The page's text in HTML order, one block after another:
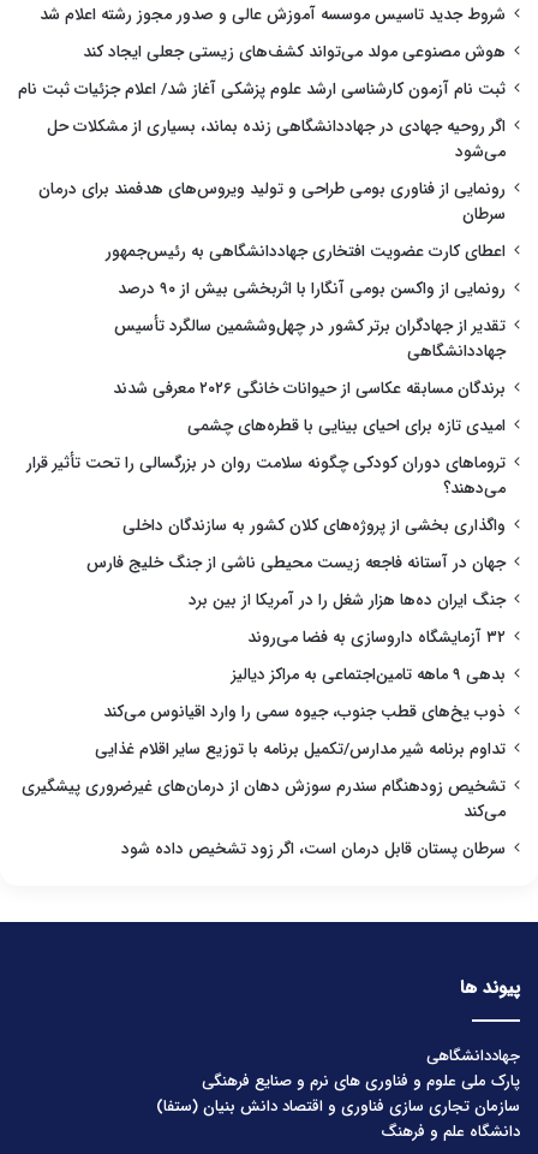
شروط جدید تاسیس موسسه آموزش عالی و صدور مجوز رشته اعلام شد
هوش مصنوعی مولد می‌تواند کشف‌های زیستی جعلی ایجاد کند
ثبت نام آزمون کارشناسی ارشد علوم پزشکی آغاز شد/ اعلام جزئیات ثبت نام
اگر روحیه جهادی در جهاددانشگاهی زنده بماند، بسیاری از مشکلات حل
می‌شود
رونمایی از فناوری بومی طراحی و تولید ویروس‌های هدفمند برای درمان
سرطان
اعطای کارت عضویت افتخاری جهاددانشگاهی به رئیس‌جمهور
رونمایی از واکسن بومی آنگارا با اثربخشی بیش از ۹۰ درصد
تقدیر از جهادگران برتر کشور در چهل‌وششمین سالگرد تأسیس
جهاددانشگاهی
برندگان مسابقه عکاسی از حیوانات خانگی ۲۰۲۶ معرفی شدند
امیدی تازه برای احیای بینایی با قطره‌های چشمی
تروماهای دوران کودکی چگونه سلامت روان در بزرگسالی را تحت تأثیر قرار
می‌دهند؟
واگذاری بخشی از پروژه‌های کلان کشور به سازندگان داخلی
جهان در آستانه فاجعه زیست محیطی ناشی از جنگ خلیج فارس
جنگ ایران ده‌ها هزار شغل را در آمریکا از بین برد
۳۲ آزمایشگاه داروسازی به فضا می‌روند
بدهی ۹ ماهه تامین‌اجتماعی به مراکز دیالیز
ذوب یخ‌های قطب جنوب، جیوه سمی را وارد اقیانوس می‌کند
تداوم برنامه شیر مدارس/تکمیل برنامه با توزیع سایر اقلام غذایی
تشخیص زودهنگام سندرم سوزش دهان از درمان‌های غیرضروری پیشگیری
می‌کند
سرطان پستان قابل درمان است، اگر زود تشخیص داده شود
پیوند ها
جهاددانشگاهی
پارک ملی علوم و فناوری های نرم و صنایع فرهنگی
سازمان تجاری سازی فناوری و اقتصاد دانش بنیان (ستفا)
دانشگاه علم و فرهنگ